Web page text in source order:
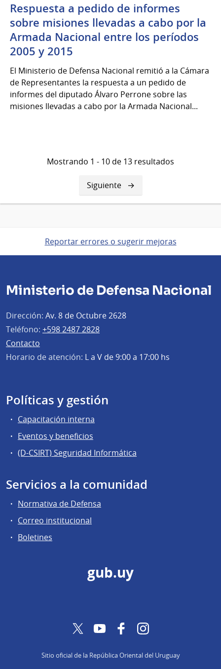
Respuesta a pedido de informes
sobre misiones llevadas a cabo por la
Armada Nacional entre los períodos
2005 y 2015
El Ministerio de Defensa Nacional remitió a la Cámara
de Representantes la respuesta a un pedido de
informes del diputado Álvaro Perrone sobre las
misiones llevadas a cabo por la Armada Nacional...
Mostrando 1 - 10 de 13 resultados
Siguiente
página
Siguiente
Reportar errores o sugerir mejoras
Ministerio de Defensa Nacional
Dirección: Av. 8 de Octubre 2628
Teléfono: +598 2487 2828
Contacto
Horario de atención: L a V de 9:00 a 17:00 hs
Políticas y gestión
Capacitación interna
Eventos y beneficios
(D-CSIRT) Seguridad Informática
Servicios a la comunidad
Normativa de Defensa
Correo institucional
Boletines
gub.uy
TwitterYouTubeFacebookInstagram
Sitio oficial de la República Oriental del Uruguay